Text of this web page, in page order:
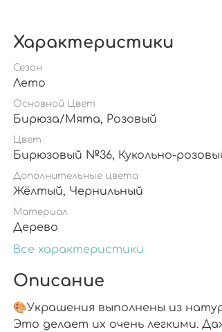
Характеристики
Сезон
Лето
Основной Цвет
Бирюза/Мята, Розовый
Цвет
Бирюзовый №36, Кукольно-
Дополнительные цвета
Жёлтый, Чернильный
Материал
Дерево
Все характеристики
Описание
🎨Украшения выполнены из
Это делает их очень легкими.